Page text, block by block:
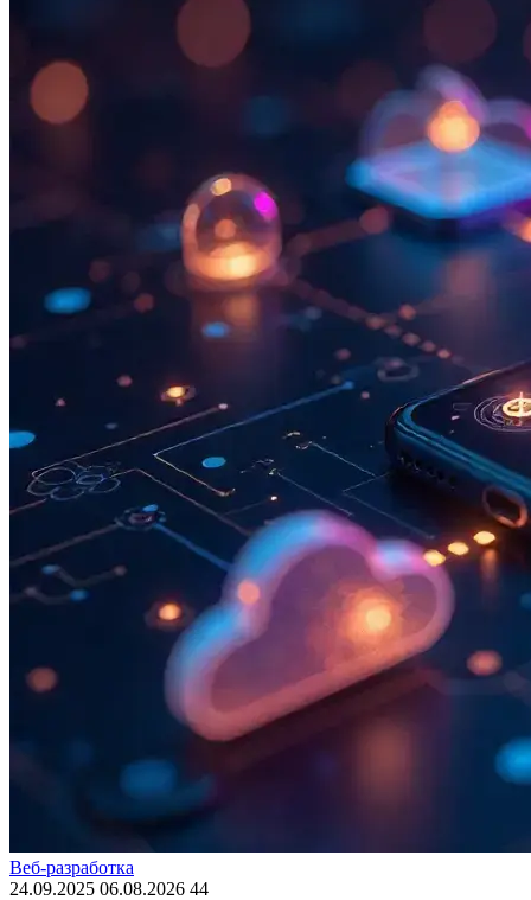
Веб-разработка
24.09.2025 06.08.2026 44